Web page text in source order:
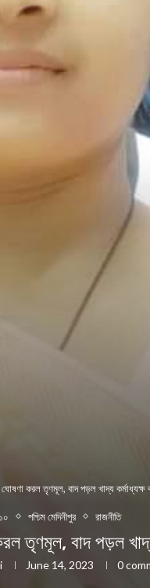
করল তৃণমূল, বাদ পড়ল খাদ্য কর্মাধ্যক্ষ
পশ্চিম মেদিনীপুর রাজনীতি
বাদ পড়ল খাদ্য
June 14, 2023 0